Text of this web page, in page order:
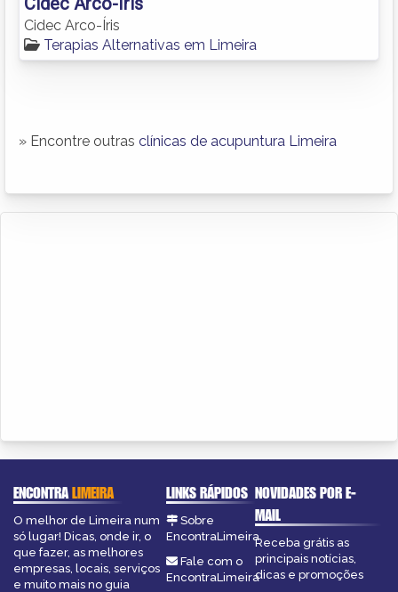
Cidec Arco-Íris
Terapias Alternativas em Limeira
» Encontre outras clínicas de acupuntura Limeira
ENCONTRALIMEIRA
O melhor de Limeira num
só lugar! Dicas, onde ir, o
que fazer, as melhores
empresas, locais, serviços
e muito mais no guia
LINKS RÁPIDOS
Sobre
EncontraLimeira
Fale com o
EncontraLimeira
NOVIDADES POR E-
MAIL
Receba grátis as
principais notícias,
dicas e promoções